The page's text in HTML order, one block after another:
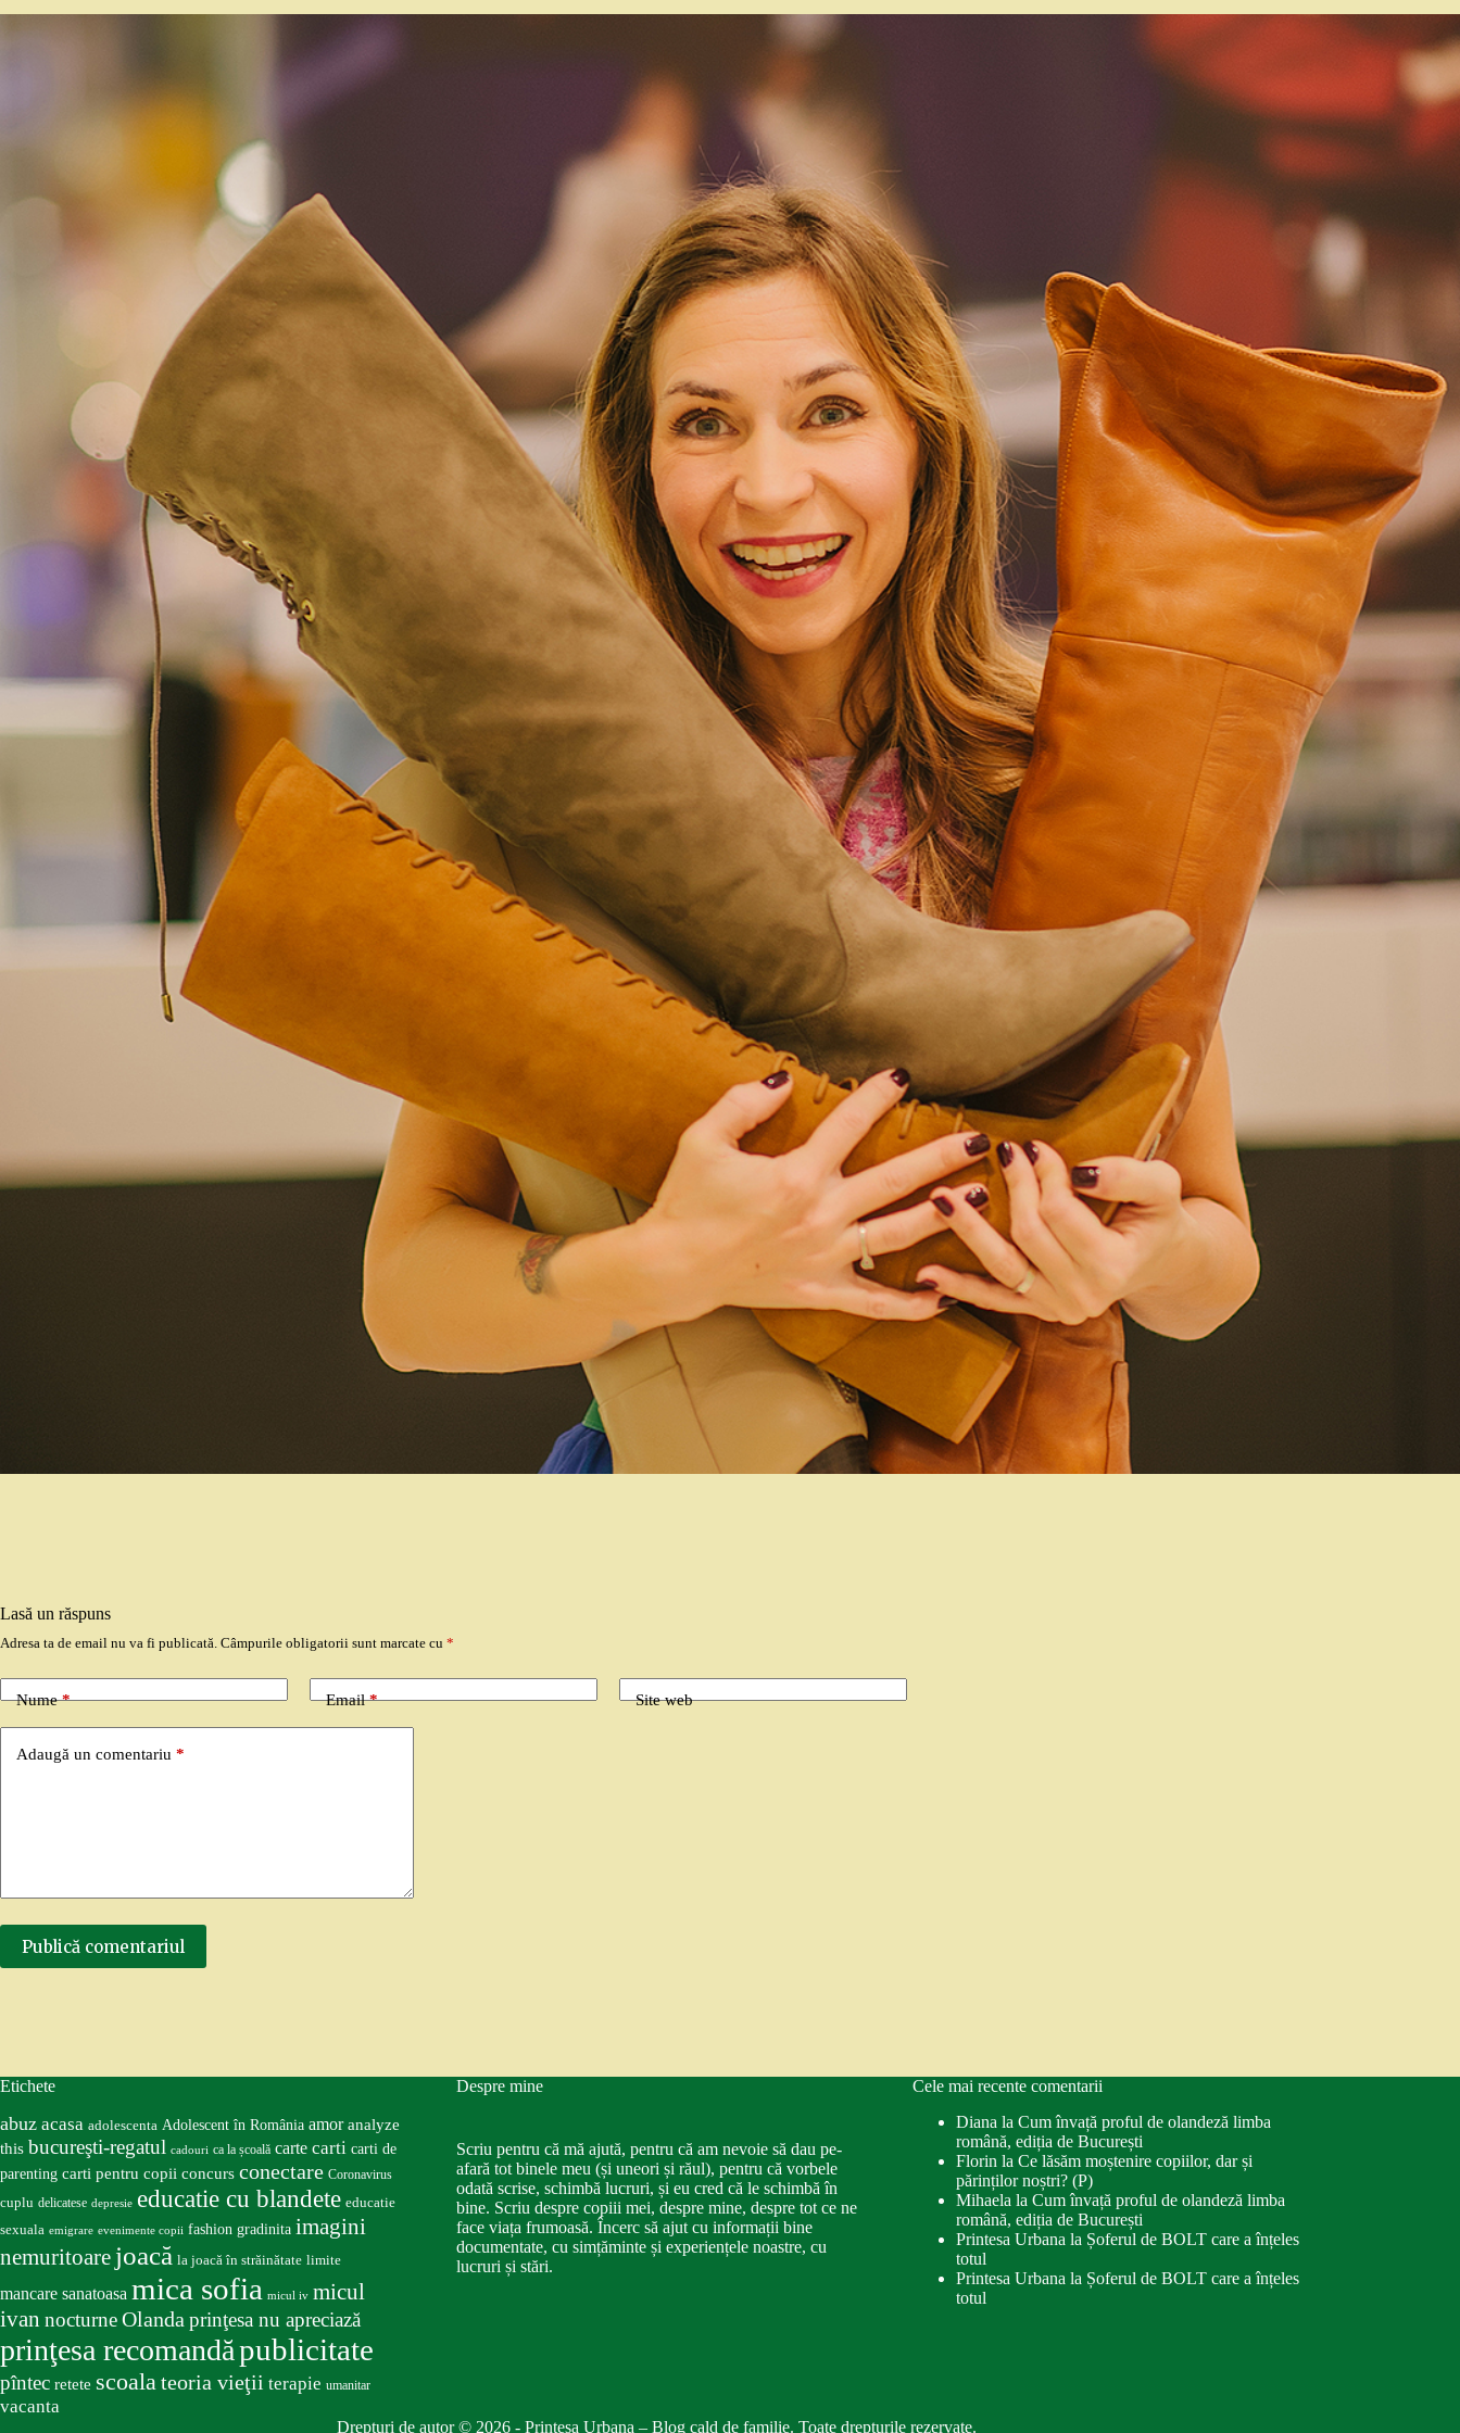
Lasă un răspuns
Adresa ta de email nu va fi publicată. Câmpurile obligatorii sunt marcate cu *
Nume* Email* Site web
Adaugă un comentariu *
Publică comentariul
Etichete
abuz acasa adolescenta Adolescent în România amor analyze
this bucureşti-regatul cadouri ca la școală carte carti carti de
parenting carti pentru copii concurs conectare Coronavirus
cuplu delicatese depresie educatie cu blandete educatie
sexuala emigrare evenimente copii fashion gradinita imagini
nemuritoare joacă la joacă în străinătate limite
mancare sanatoasa mica sofia micul iv micul
ivan nocturneOlanda prinţesa nu apreciază
prinţesa recomandăpublicitate
pîntec retete scoalateoria vieţii terapie umanitar
vacanta
Despre mine
Scriu pentru că mă ajută, pentru că am nevoie să dau pe-
afară tot binele meu (și uneori și răul), pentru că vorbele
odată scrise, schimbă lucruri, și eu cred că le schimbă în
bine. Scriu despre copiii mei, despre mine, despre tot ce ne
face viața frumoasă. Încerc să ajut cu informații bine
documentate, cu simțăminte și experiențele noastre, cu
lucruri și stări.
Cele mai recente comentarii
Diana la Cum învață proful de olandeză limba
română, ediția de București
Florin la Ce lăsăm moștenire copiilor, dar și
părinților noștri? (P)
Mihaela la Cum învață proful de olandeză limba
română, ediția de București
Printesa Urbana la Șoferul de BOLT care a înțeles
totul
Printesa Urbana la Șoferul de BOLT care a înțeles
totul
Drepturi de autor © 2026 - Printesa Urbana – Blog cald de familie. Toate drepturile rezervate.